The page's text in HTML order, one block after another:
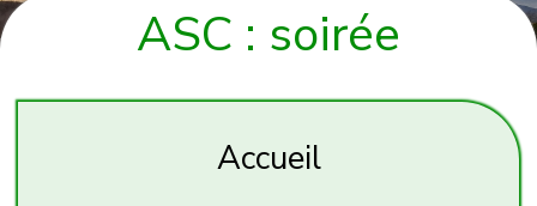
ASC : soirée
Accueil